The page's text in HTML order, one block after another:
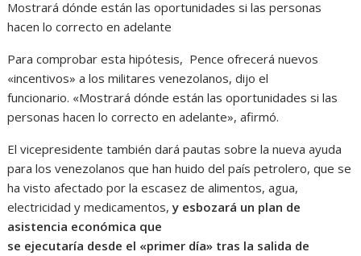
Mostrará dónde están las oportunidades si las personas
hacen lo correcto en adelante
Para comprobar esta hipótesis, Pence ofrecerá nuevos
«incentivos» a los militares venezolanos, dijo el
funcionario. «Mostrará dónde están las oportunidades si las
personas hacen lo correcto en adelante», afirmó.
El vicepresidente también dará pautas sobre la nueva ayuda
para los venezolanos que han huido del país petrolero, que se
ha visto afectado por la escasez de alimentos, agua,
electricidad y medicamentos,y esbozará un plan de
asistencia económica que
se ejecutaría desde el «primer día» tras la salida de